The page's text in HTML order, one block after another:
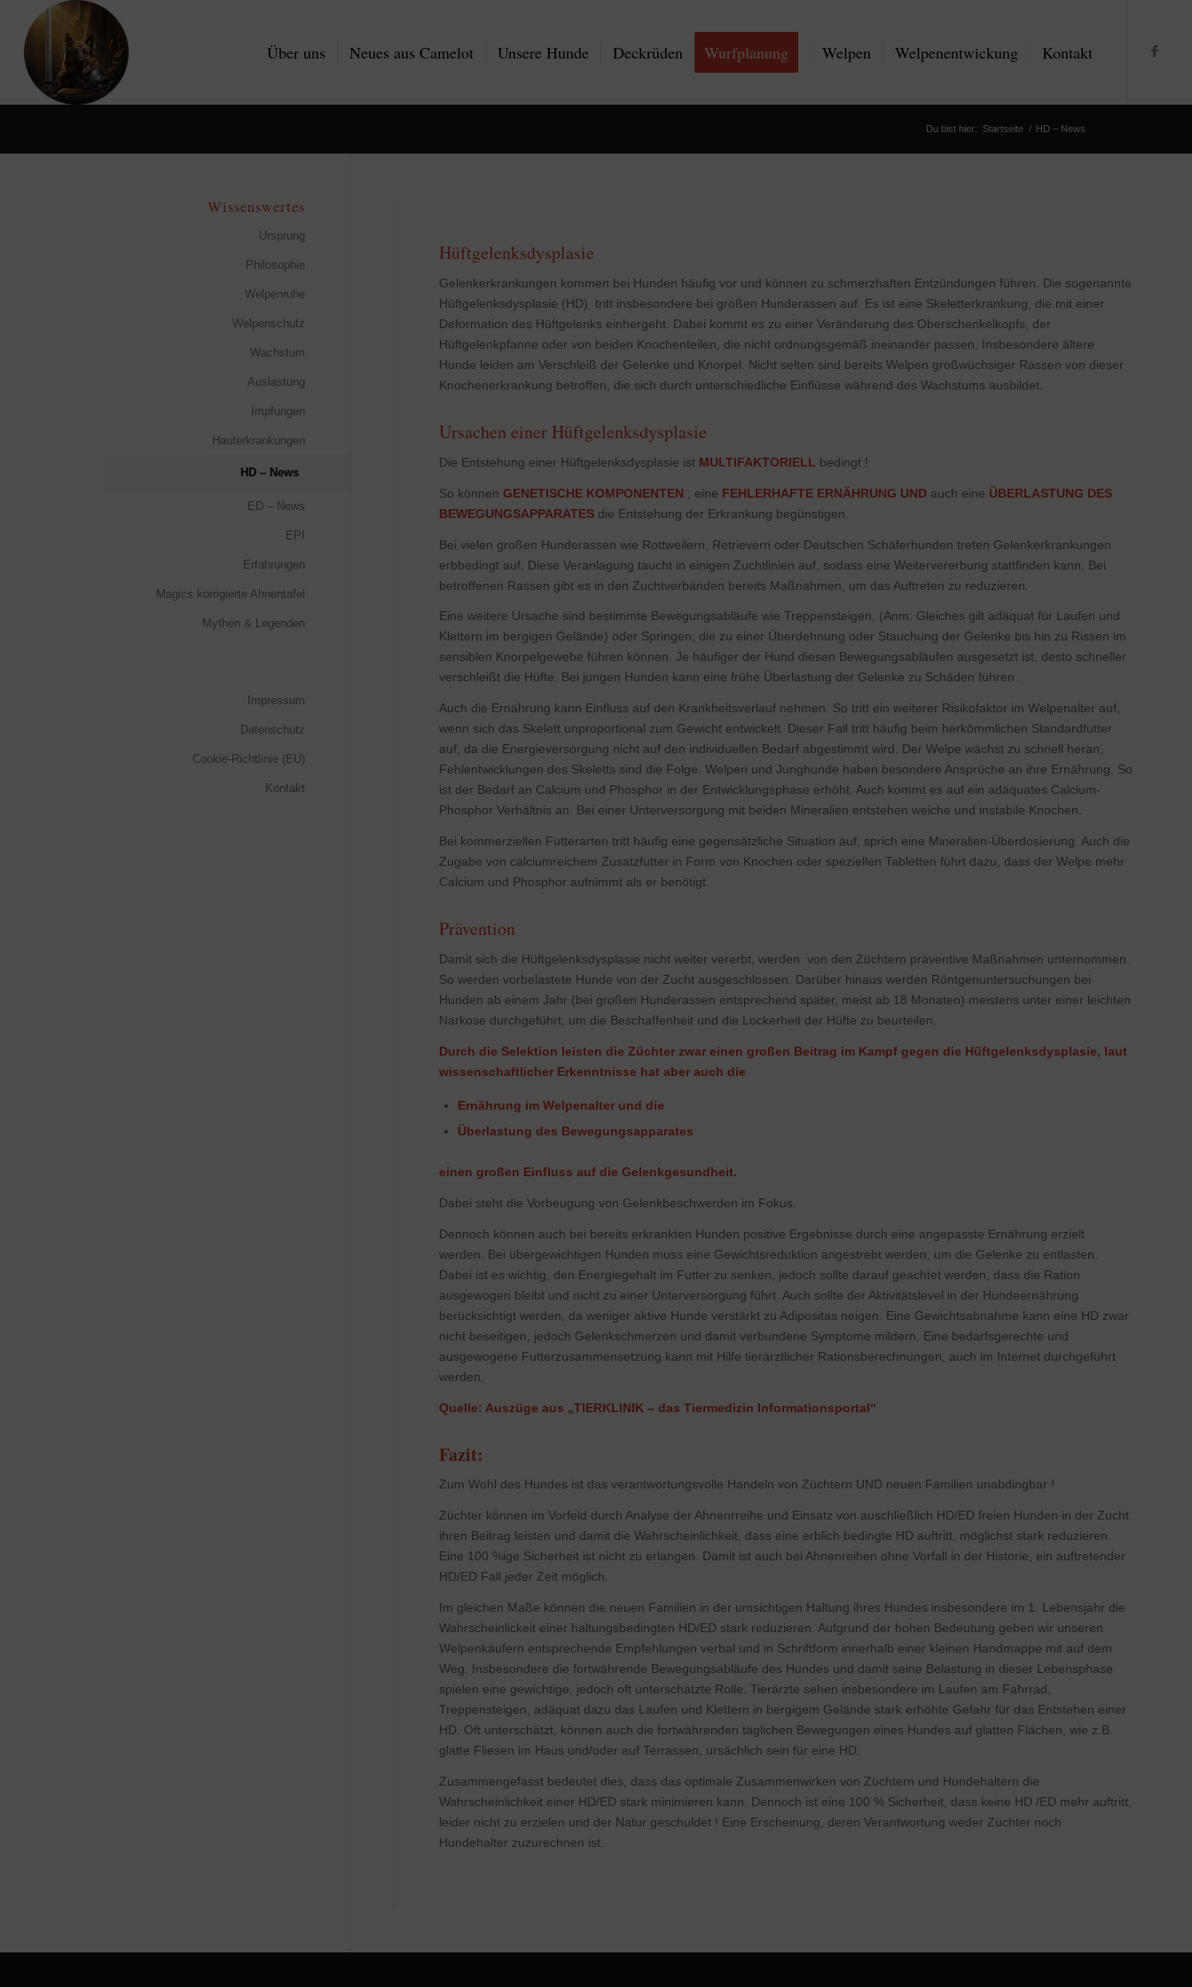
Über uns Neues aus Camelot Unsere Hunde Deckrüden Wurfplanung Welpen Welpenentwickung Kontakt
Du bist hier: Startseite / HD – News
Hüftgelenksdysplasie
Gelenkerkrankungen kommen bei Hunden häufig vor und können zu schmerzhaften Entzündungen führen. Die sogenannte
Hüftgelenksdysplasie (HD) tritt insbesondere bei großen Hunderassen auf. Es ist eine Skeletterkrankung, die mit einer
Deformation des Hüftgelenks einhergeht. Dabei kommt es zu einer Veränderung des Oberschenkelkopfs, der
Hüftgelenkpfanne oder von beiden Knochenteilen, die nicht ordnungsgemäß ineinander passen. Insbesondere ältere
Hunde leiden am Verschleiß der Gelenke und Knorpel. Nicht selten sind bereits Welpen großwüchsiger Rassen von dieser
Knochenerkrankung betroffen, die sich durch unterschiedliche Einflüsse während des Wachstums ausbildet.
Ursachen einer Hüftgelenksdysplasie
Die Entstehung einer Hüftgelenksdysplasie ist MULTIFAKTORIELL bedingt !
So können GENETISCHE KOMPONENTEN , eine FEHLERHAFTE ERNÄHRUNG UNDauch eine ÜBERLASTUNG DES
BEWEGUNGSAPPARATESdie Entstehung der Erkrankung begünstigen.
Bei vielen großen Hunderassen wie Rottweilern, Retrievern oder Deutschen Schäferhunden treten Gelenkerkrankungen
erbbedingt auf. Diese Veranlagung taucht in einigen Zuchtlinien auf, sodass eine Weitervererbung stattfinden kann. Bei
betroffenen Rassen gibt es in den Zuchtverbänden bereits Maßnahmen, um das Auftreten zu reduzieren.
Eine weitere Ursache sind bestimmte Bewegungsabläufe wie Treppensteigen, (Anm: Gleiches gilt adäquat für Laufen und
Klettern im bergigen Gelände) oder Springen, die zu einer Überdehnung oder Stauchung der Gelenke bis hin zu Rissen im
sensiblen Knorpelgewebe führen können. Je häufiger der Hund diesen Bewegungsabläufen ausgesetzt ist, desto schneller
verschleißt die Hüfte. Bei jungen Hunden kann eine frühe Überlastung der Gelenke zu Schäden führen.
Auch die Ernährung kann Einfluss auf den Krankheitsverlauf nehmen. So tritt ein weiterer Risikofaktor im Welpenalter auf,
wenn sich das Skelett unproportional zum Gewicht entwickelt. Dieser Fall tritt häufig beim herkömmlichen Standardfutter
auf, da die Energieversorgung nicht auf den individuellen Bedarf abgestimmt wird. Der Welpe wächst zu schnell heran,
Fehlentwicklungen des Skeletts sind die Folge. Welpen und Junghunde haben besondere Ansprüche an ihre Ernährung. So
ist der Bedarf an Calcium und Phosphor in der Entwicklungsphase erhöht. Auch kommt es auf ein adäquates Calcium-
Phosphor Verhältnis an. Bei einer Unterversorgung mit beiden Mineralien entstehen weiche und instabile Knochen.
Bei kommerziellen Futterarten tritt häufig eine gegensätzliche Situation auf, sprich eine Mineralien-Überdosierung. Auch die
Zugabe von calciumreichem Zusatzfutter in Form von Knochen oder speziellen Tabletten führt dazu, dass der Welpe mehr
Calcium und Phosphor aufnimmt als er benötigt.
Prävention
Damit sich die Hüftgelenksdysplasie nicht weiter vererbt, werden von den Züchtern präventive Maßnahmen unternommen.
So werden vorbelastete Hunde von der Zucht ausgeschlossen. Darüber hinaus werden Röntgenuntersuchungen bei
Hunden ab einem Jahr (bei großen Hunderassen entsprechend später, meist ab 18 Monaten) meistens unter einer leichten
Narkose durchgeführt, um die Beschaffenheit und die Lockerheit der Hüfte zu beurteilen.
Durch die Selektion leisten die Züchter zwar einen großen Beitrag im Kampf gegen die Hüftgelenksdysplasie, laut
wissenschaftlicher Erkenntnisse hat aber auch die
Ernährung im Welpenalter und die
Überlastung des Bewegungsapparates
einen großen Einfluss auf die Gelenkgesundheit.
Dabei steht die Vorbeugung von Gelenkbeschwerden im Fokus.
Dennoch können auch bei bereits erkrankten Hunden positive Ergebnisse durch eine angepasste Ernährung erzielt
werden. Bei übergewichtigen Hunden muss eine Gewichtsreduktion angestrebt werden, um die Gelenke zu entlasten.
Dabei ist es wichtig, den Energiegehalt im Futter zu senken, jedoch sollte darauf geachtet werden, dass die Ration
ausgewogen bleibt und nicht zu einer Unterversorgung führt. Auch sollte der Aktivitätslevel in der Hundeernährung
berücksichtigt werden, da weniger aktive Hunde verstärkt zu Adipositas neigen. Eine Gewichtsabnahme kann eine HD zwar
nicht beseitigen, jedoch Gelenkschmerzen und damit verbundene Symptome mildern. Eine bedarfsgerechte und
ausgewogene Futterzusammensetzung kann mit Hilfe tierärztlicher Rationsberechnungen, auch im Internet durchgeführt
werden.
Quelle: Auszüge aus „TIERKLINIK – das Tiermedizin Informationsportal“
Fazit:
Zum Wohl des Hundes ist das verantwortungsvolle Handeln von Züchtern UND neuen Familien unabdingbar !
Züchter können im Vorfeld durch Analyse der Ahnenrreihe und Einsatz von auschließlich HD/ED freien Hunden in der Zucht
ihren Beitrag leisten und damit die Wahrscheinlichkeit, dass eine erblich bedingte HD auftritt, möglichst stark reduzieren.
Eine 100 %ige Sicherheit ist nicht zu erlangen. Damit ist auch bei Ahnenreihen ohne Vorfall in der Historie, ein auftretender
HD/ED Fall jeder Zeit möglich.
Im gleichen Maße können die neuen Familien in der umsichtigen Haltung ihres Hundes insbesondere im 1. Lebensjahr die
Wahrscheinlickeit einer haltungsbedingten HD/ED stark reduzieren. Aufgrund der hohen Bedeutung geben wir unseren
Welpenkäufern entsprechende Empfehlungen verbal und in Schriftform innerhalb einer kleinen Handmappe mit auf dem
Weg. Insbesondere die fortwährende Bewegungsabläufe des Hundes und damit seine Belastung in dieser Lebensphase
spielen eine gewichtige, jedoch oft unterschätzte Rolle. Tierärzte sehen insbesondere im Laufen am Fahrrad,
Treppensteigen, adäquat dazu das Laufen und Klettern in bergigem Gelände stark erhöhte Gefahr für das Entstehen einer
HD. Oft unterschätzt, können auch die fortwährenden täglichen Bewegungen eines Hundes auf glatten Flächen, wie z.B.
glatte Fliesen im Haus und/oder auf Terrassen, ursächlich sein für eine HD.
Zusammengefasst bedeutet dies, dass das optimale Zusammenwirken von Züchtern und Hundehaltern die
Wahrscheinlichkeit einer HD/ED stark minimieren kann. Dennoch ist eine 100 % Sicherheit, dass keine HD /ED mehr auftritt,
leider nicht zu erzielen und der Natur geschuldet ! Eine Erscheinung, deren Verantwortung weder Züchter noch
Hundehalter zuzurechnen ist.
Wissenswertes
Ursprung
Philosophie
Welpenruhe
Welpenschutz
Wachstum
Auslastung
Impfungen
Hauterkrankungen
HD – News
ED – News
EPI
Erfahrungen
Magics korrigierte Ahnentafel
Mythen & Legenden
Impressum
Datenschutz
Cookie-Richtlinie (EU)
Kontakt